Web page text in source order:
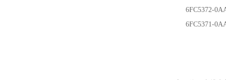
6FC5372-
6FC5371-